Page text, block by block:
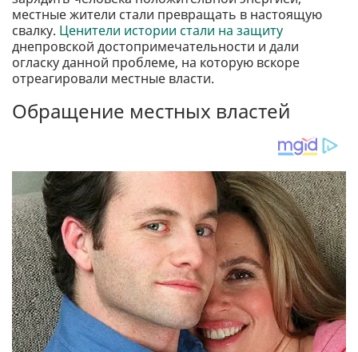
местные жители стали превращать в настоящую
свалку. Ценители истории стали на защиту
днепровской достопримечательности и дали
огласку данной проблеме, на которую вскоре
отреагировали местные власти.
Обращение местных властей